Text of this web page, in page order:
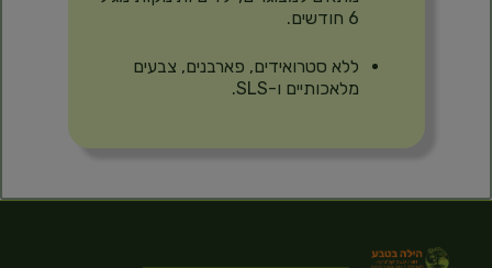
6 חודשים.
ללא סטרואידים, פארבנים, צבעים
מלאכותיים ו-SLS.